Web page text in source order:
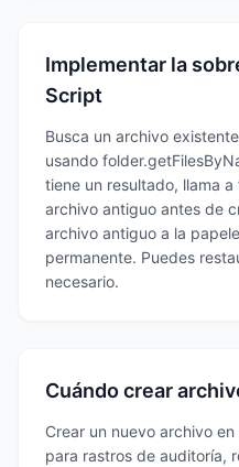
Implementar la
Script
Busca un archivo
usando
tiene un resultado, llama
archivo antiguo antes de
archivo antiguo a la
permanente. Puedes
necesario.
Cuándo crear
Crear un nuevo archivo
para rastros de auditoría,